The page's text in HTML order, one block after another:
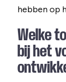
hebben op
Welke
bij het